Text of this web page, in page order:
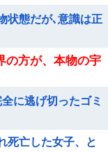
状態だが､意識は正
の方が、本物の宇
に逃げ切ったゴミ
死亡した女子、と